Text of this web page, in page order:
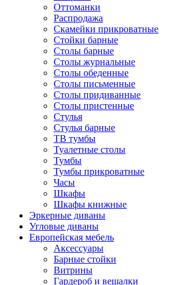
Оттоманки
Распродажа
Скамейки прикроватные
Стойки барные
Столы барные
Столы журнальные
Столы обеденные
Столы письменные
Столы придиванные
Столы пристенные
Стулья
Стулья барные
ТВ тумбы
Туалетные столы
Тумбы
Тумбы прикроватные
Часы
Шкафы
Шкафы книжные
Эркерные диваны
Угловые диваны
Европейская мебель
Аксессуары
Барные стойки
Витрины
Гардероб и вешалки